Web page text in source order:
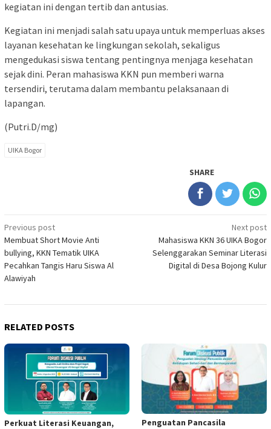
kegiatan ini dengan tertib dan antusias.
Kegiatan ini menjadi salah satu upaya untuk memperluas akses
layanan kesehatan ke lingkungan sekolah, sekaligus
mengedukasi siswa tentang pentingnya menjaga kesehatan
sejak dini. Peran mahasiswa KKN pun memberi warna
tersendiri, terutama dalam membantu pelaksanaan di
lapangan.
(Putri.D/mg)
UIKA Bogor
SHARE
Post
navigation
Previous post
Membuat Short Movie Anti
bullying, KKN Tematik UIKA
Pecahkan Tangis Haru Siswa Al
Alawiyah
Next post
Mahasiswa KKN 36 UIKA Bogor
Selenggarakan Seminar Literasi
Digital di Desa Bojong Kulur
RELATED POSTS
Perkuat Literasi Keuangan,
Penguatan Pancasila